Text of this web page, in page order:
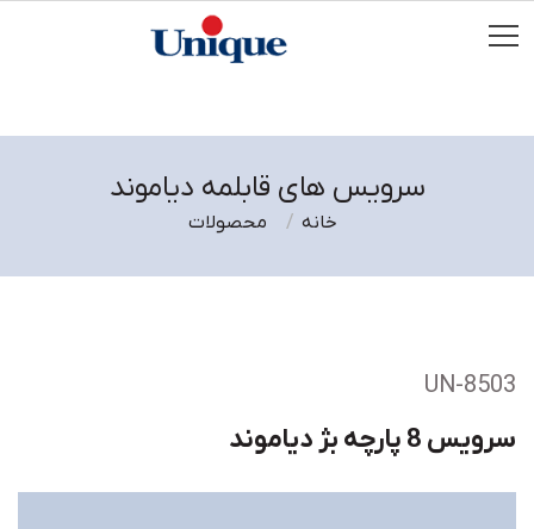
سرویس های قابلمه دیاموند
محصولات خانه
UN-8503
سرویس 8 پارچه بژ دیاموند